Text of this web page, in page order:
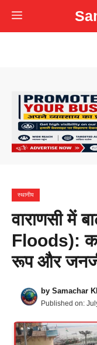
Skip
to
Menu
स्थानीय
वाराणसी में
Floods):
रूप और
by Samachar
Published on: